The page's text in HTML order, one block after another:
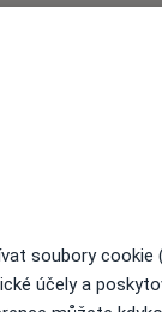
soubory cookie
účely a